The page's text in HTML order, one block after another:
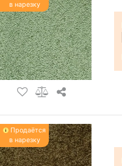
в нарезку
Продаётся
в нарезку